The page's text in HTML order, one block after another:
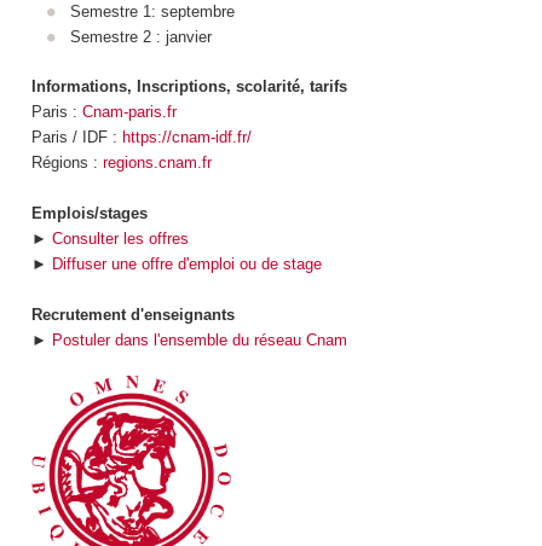
Semestre 1: septembre
Semestre 2 : janvier
Informations, Inscriptions, scolarité, tarifs
Paris : Cnam-paris.fr
Paris / IDF : https://cnam-idf.fr/
Régions : regions.cnam.fr
Emplois/stages
► Consulter les offres
► Diffuser une offre d'emploi ou de stage
Recrutement d'enseignants
► Postuler dans l'ensemble du réseau Cnam